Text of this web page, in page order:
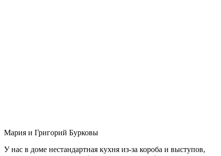
Мария и Григорий Бурковы
У нас в доме нестандартная кухня из-за короба и выступов,